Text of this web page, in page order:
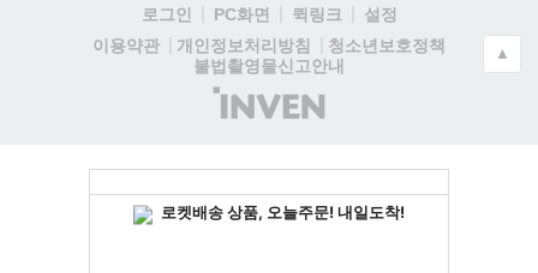
로그인 PC화면 퀵링크
설정
이용약관
개인정보처리방침
청소년보호정책
불법촬영물신고안내
(주)
인
▲